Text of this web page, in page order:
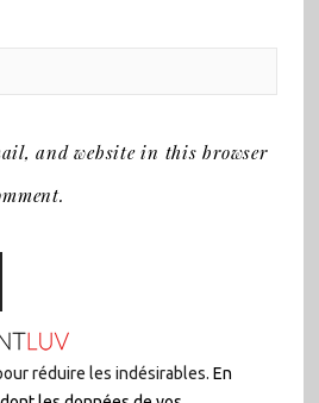
and website in this browser
réduire les indésirables. En